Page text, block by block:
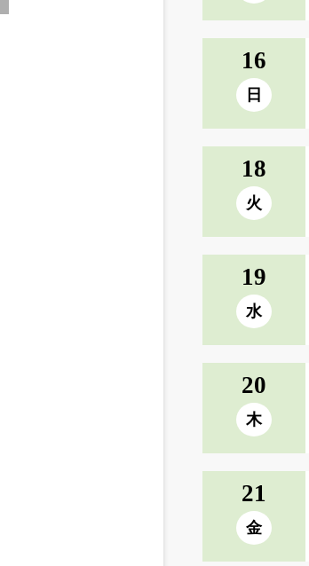
16
日
18
火
19
水
20
木
21
金